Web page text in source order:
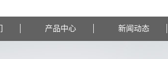
产品中心 新闻动态